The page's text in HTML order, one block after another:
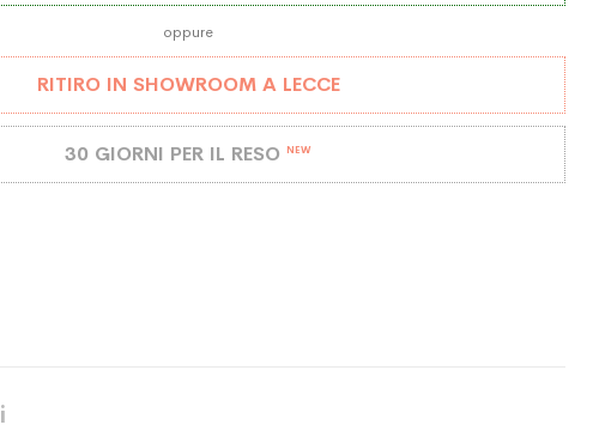
oppure
RITIRO IN SHOWROOM A LECCE
30 GIORNI PER IL RESO NEW